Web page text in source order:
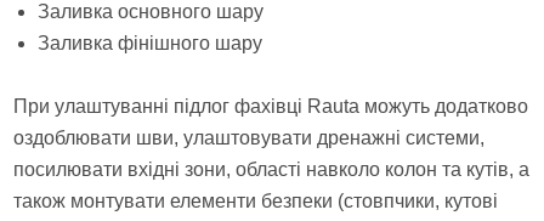
Заливка основного шару
Заливка фінішного шару
При улаштуванні підлог фахівці Rauta можуть додатково
оздоблювати шви, улаштовувати дренажні системи,
посилювати вхідні зони, області навколо колон та кутів, а
також монтувати елементи безпеки (стовпчики, кутові